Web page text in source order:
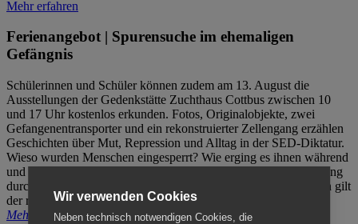
Mehr erfahren
Ferienangebot | Spurensuche im ehemaligen
Gefängnis
Schülerinnen und Schüler können zudem am 13. August die
Ausstellungen der Gedenkstätte Zuchthaus Cottbus zwischen 10
und 17 Uhr kostenlos erkunden. Fotos, Originalobjekte, zwei
Gefangenentransporter und ein rekonstruierter Zellengang erzählen
Geschichten über Mut, Repression und Alltag in der SED-Diktatur.
Wieso wurden Menschen eingesperrt? Wie erging es ihnen während
und nach der Haft? Der Besuch erfolgt individuell ohne Betreuung
durch das Menschenrechtszentrum Cottbus. Für Begleitpersonen gilt
der reguläre Eintritt (8€ / ermäßigt 5€).
Mehr erfahren
Wir verwenden Cookies
Neben technisch notwendigen Cookies, die